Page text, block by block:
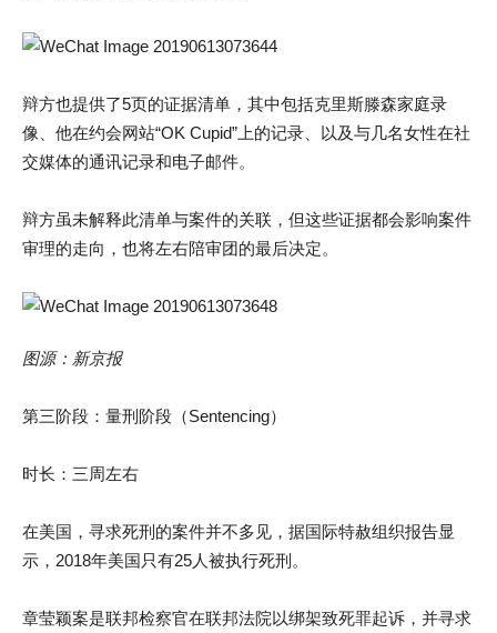
辩方也提供了5页的证据清单，其中包括克里斯滕森家庭录
像、他在约会网站“OK Cupid”上的记录、以及与几名女性在社
交媒体的通讯记录和电子邮件。
辩方虽未解释此清单与案件的关联，但这些证据都会影响案件
审理的走向，也将左右陪审团的最后决定。
图源：新京报
第三阶段：量刑阶段（Sentencing）
时长：三周左右
在美国，寻求死刑的案件并不多见，据国际特赦组织报告显
示，2018年美国只有25人被执行死刑。
章莹颖案是联邦检察官在联邦法院以绑架致死罪起诉，并寻求